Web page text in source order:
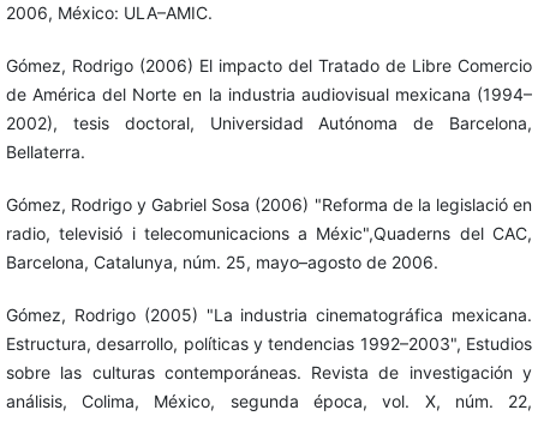
2006, México: ULA–AMIC.
Gómez, Rodrigo (2006) El impacto del Tratado de Libre Comercio
de América del Norte en la industria audiovisual mexicana (1994–
2002), tesis doctoral, Universidad Autónoma de Barcelona,
Bellaterra.
Gómez, Rodrigo y Gabriel Sosa (2006) "Reforma de la legislació en
radio, televisió i telecomunicacions a Méxic",Quaderns del CAC,
Barcelona, Catalunya, núm. 25, mayo–agosto de 2006.
Gómez, Rodrigo (2005) "La industria cinematográfica mexicana.
Estructura, desarrollo, políticas y tendencias 1992–2003", Estudios
sobre las culturas contemporáneas. Revista de investigación y
análisis, Colima, México, segunda época, vol. X, núm. 22,